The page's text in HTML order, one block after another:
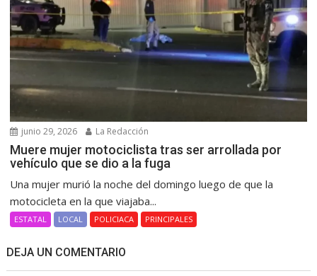
junio 29, 2026 La Redacción
Muere mujer motociclista tras ser arrollada por
vehículo que se dio a la fuga
Una mujer murió la noche del domingo luego de que la
motocicleta en la que viajaba...
ESTATAL LOCAL POLICIACA PRINCIPALES
DEJA UN COMENTARIO